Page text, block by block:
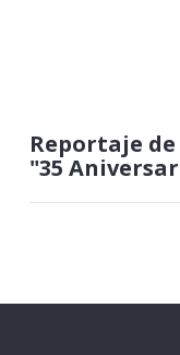
Reportaje
"35